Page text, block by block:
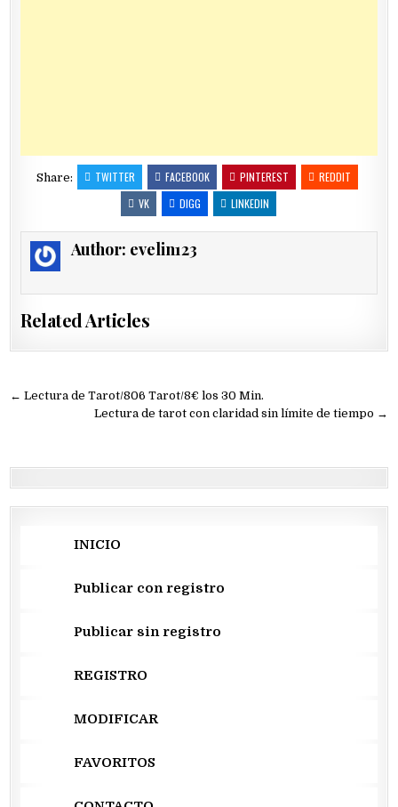
Share: TWITTER FACEBOOK PINTEREST
REDDIT
VK
DIGG LINKEDIN
Author: evelin123
Related Articles
Navegación
← Lectura de Tarot/806 Tarot/8€ los 30 Min.
Lectura de tarot con claridad sin límite de tiempo →
INICIO
Publicar con registro
Publicar sin registro
REGISTRO
MODIFICAR
FAVORITOS